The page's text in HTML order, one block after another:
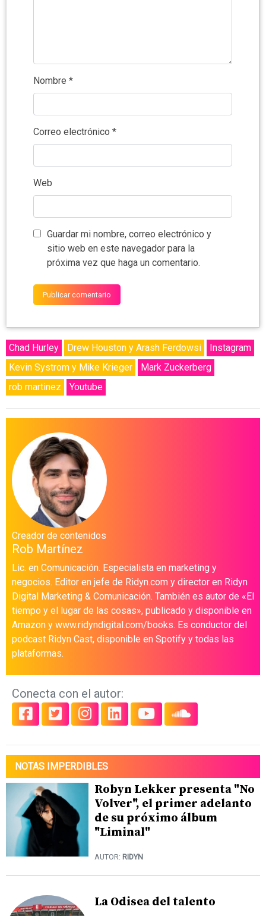
Nombre *
Correo electrónico *
Web
Guardar mi nombre, correo electrónico y
sitio web en este navegador para la
próxima vez que haga un comentario.
Chad Hurley Drew Houston y Arash Ferdowsi
Instagram
Kevin Systrom y Mike Krieger
Mark Zuckerberg
rob martinez
Youtube
Creador de contenidos
Rob Martínez
Lic. en Comunicación. Especialista en marketing y
negocios. Editor en jefe de Ridyn.com y director en Ridyn
Digital Marketing & Comunicación. También es autor de «El
tiempo y el lugar de las cosas», publicado y disponible en
Amazon y www.ridyndigital.com/books. Es conductor del
podcast Ridyn Cast, disponible en Spotify y todas las
plataformas.
Conecta con el autor:
NOTAS IMPERDIBLES
Robyn Lekker presenta "No
Volver", el primer adelanto
de su próximo álbum
"Liminal"
AUTOR: RIDYN
La Odisea del talento